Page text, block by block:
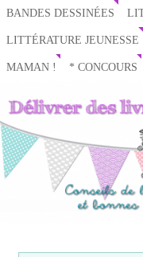
BANDES DESSINÉES
LITTÉRATURE JEUNESSE
MAMAN ! * CONCOURS